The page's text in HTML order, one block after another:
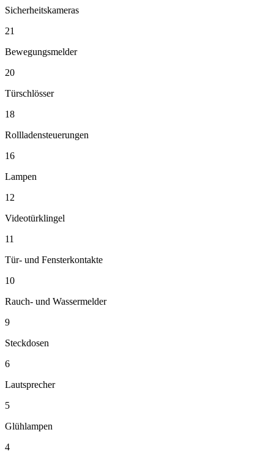
Sicherheitskameras
21
Bewegungsmelder
20
Türschlösser
18
Rollladensteuerungen
16
Lampen
12
Videotürklingel
11
Tür- und Fensterkontakte
10
Rauch- und Wassermelder
9
Steckdosen
6
Lautsprecher
5
Glühlampen
4